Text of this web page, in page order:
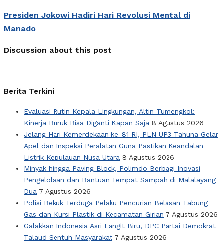
Presiden Jokowi Hadiri Hari Revolusi Mental di
Manado
Discussion about this post
Berita Terkini
Evaluasi Rutin Kepala Lingkungan, Altin Tumengkol:
Kinerja Buruk Bisa Diganti Kapan Saja 8 Agustus 2026
Jelang Hari Kemerdekaan ke-81 RI, PLN UP3 Tahuna Gelar
Apel dan Inspeksi Peralatan Guna Pastikan Keandalan
Listrik Kepulauan Nusa Utara 8 Agustus 2026
Minyak hingga Paving Block, Polimdo Berbagi Inovasi
Pengelolaan dan Bantuan Tempat Sampah di Malalayang
Dua 7 Agustus 2026
Polisi Bekuk Terduga Pelaku Pencurian Belasan Tabung
Gas dan Kursi Plastik di Kecamatan Girian 7 Agustus 2026
Galakkan Indonesia Asri Langit Biru, DPC Partai Demokrat
Talaud Sentuh Masyarakat 7 Agustus 2026